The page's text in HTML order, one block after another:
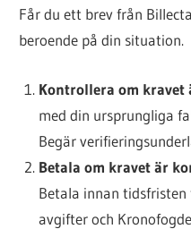
Får du ett brev från
beroende på din situation.
Kontrollera om kravet
med din ursprungliga
Begär
Betala om kravet är
Betala innan
avgifter och